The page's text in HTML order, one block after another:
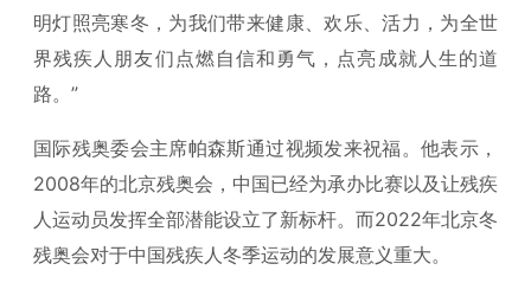
明灯照亮寒冬，为我们带来健康、欢乐、活力，为全世
界残疾人朋友们点燃自信和勇气，点亮成就人生的道
路。”
国际残奥委会主席帕森斯通过视频发来祝福。他表示，
2008年的北京残奥会，中国已经为承办比赛以及让残疾
人运动员发挥全部潜能设立了新标杆。而2022年北京冬
残奥会对于中国残疾人冬季运动的发展意义重大。